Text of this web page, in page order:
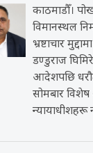
काठमाडौँ।
विमानस्थल
भ्रष्टाचार
डण्डुराज
आदेशपछि
सोमबार
न्यायाधीशहरू